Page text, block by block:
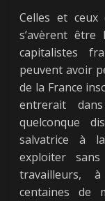
Celles et ceux
s’avèrent être
capitalistes
peuvent avoir
de la France
entrerait
quelconque
salvatrice à
exploiter
travailleurs,
centaines de